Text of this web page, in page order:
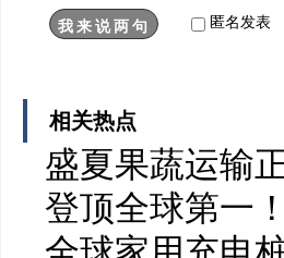
匿名发表
相关热点
盛夏果蔬运输
登顶全球第一